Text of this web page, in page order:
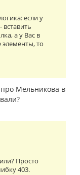
если у
а у Вас в
то
про Мельникова в
Просто
403.